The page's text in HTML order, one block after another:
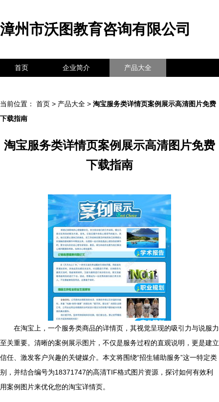
漳州市沃图教育咨询有限公司
首页 企业简介 产品大全
当前位置： 首页 > 产品大全 > 淘宝服务类详情页案例展示高清图片免费
下载指南
淘宝服务类详情页案例展示高清图片免费
下载指南
在淘宝上，一个服务类商品的详情页，其视觉呈现的吸引力与说服力
至关重要。清晰的案例展示图片，不仅是服务过程的直观说明，更是建立
信任、激发客户兴趣的关键媒介。本文将围绕“招生辅助服务”这一特定类
别，并结合编号为18371747的高清TIF格式图片资源，探讨如何有效利
用案例图片来优化您的淘宝详情页。